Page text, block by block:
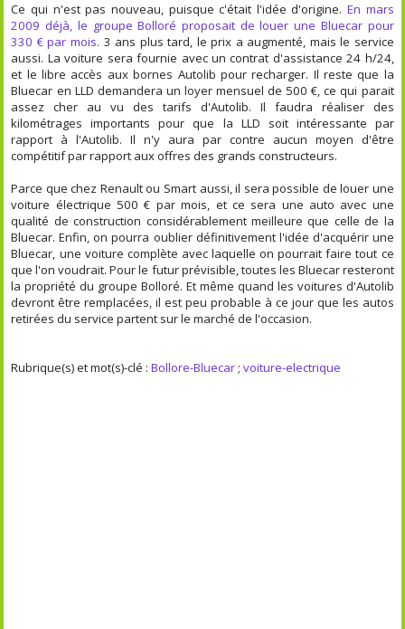
Ce qui n'est pas nouveau, puisque c'était l'idée d'origine. En mars
2009 déjà, le groupe Bolloré proposait de louer une Bluecar pour
330 € par mois. 3 ans plus tard, le prix a augmenté, mais le service
aussi. La voiture sera fournie avec un contrat d'assistance 24 h/24,
et le libre accès aux bornes Autolib pour recharger. Il reste que la
Bluecar en LLD demandera un loyer mensuel de 500 €, ce qui parait
assez cher au vu des tarifs d'Autolib. Il faudra réaliser des
kilométrages importants pour que la LLD soit intéressante par
rapport à l'Autolib. Il n'y aura par contre aucun moyen d'être
compétitif par rapport aux offres des grands constructeurs.
Parce que chez Renault ou Smart aussi, il sera possible de louer une
voiture électrique 500 € par mois, et ce sera une auto avec une
qualité de construction considérablement meilleure que celle de la
Bluecar. Enfin, on pourra oublier définitivement l'idée d'acquérir une
Bluecar, une voiture complète avec laquelle on pourrait faire tout ce
que l'on voudrait. Pour le futur prévisible, toutes les Bluecar resteront
la propriété du groupe Bolloré. Et même quand les voitures d'Autolib
devront être remplacées, il est peu probable à ce jour que les autos
retirées du service partent sur le marché de l'occasion.
Rubrique(s) et mot(s)-clé :Bollore-Bluecar;voiture-electrique